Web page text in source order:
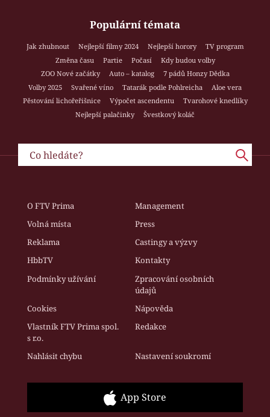
Populární témata
Jak zhubnout Nejlepší filmy 2024 Nejlepší horory
TV program
Změna času
Partie Počasí
Kdy budou volby
ZOO Nové začátky
Auto – katalog
7 pádů Honzy Dědka
Volby 2025
Svařené víno Tatarák podle Pohlreicha
Aloe vera
Pěstování lichořeřišnice
Výpočet ascendentu
Tvarohové knedlíky
Nejlepší palačinky
Švestkový koláč
O FTV Prima
Management
Volná místa
Press
Reklama
Castingy a výzvy
HbbTV
Kontakty
Podmínky užívání
Zpracování osobních
údajů
Cookies
Nápověda
Vlastník FTV Prima spol.
s r.o.
Redakce
Nahlásit chybu Nastavení soukromí
App Store